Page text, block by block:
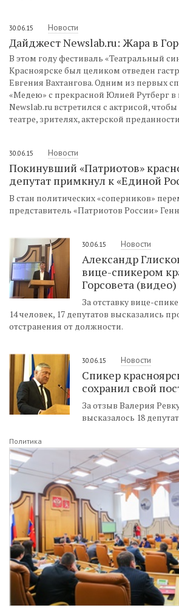
30.06.15 Новости
Дайджест Newslab.ru: Жара в
В этом году фестиваль «Театральный
Красноярске был целиком отведен
Евгения Вахтангова. Одним из первых
«Медею» с прекрасной Юлией Рутберг в
Newslab.ru встретился с актрисой,
театре, зрителях, актерской
30.06.15 Новости
Покинувший «Патриотов»
депутат примкнул к «Единой
В стан политических «соперников»
представитель «Патриотов России»
30.06.15 Новости
Александр
вице-спикером
Горсовета (видео)
За отставку вице-
14 человек, 17 депутатов высказались
отстранения от должности.
30.06.15 Новости
Спикер
сохранил свой
За отзыв Валерия
высказалось 18
Политика